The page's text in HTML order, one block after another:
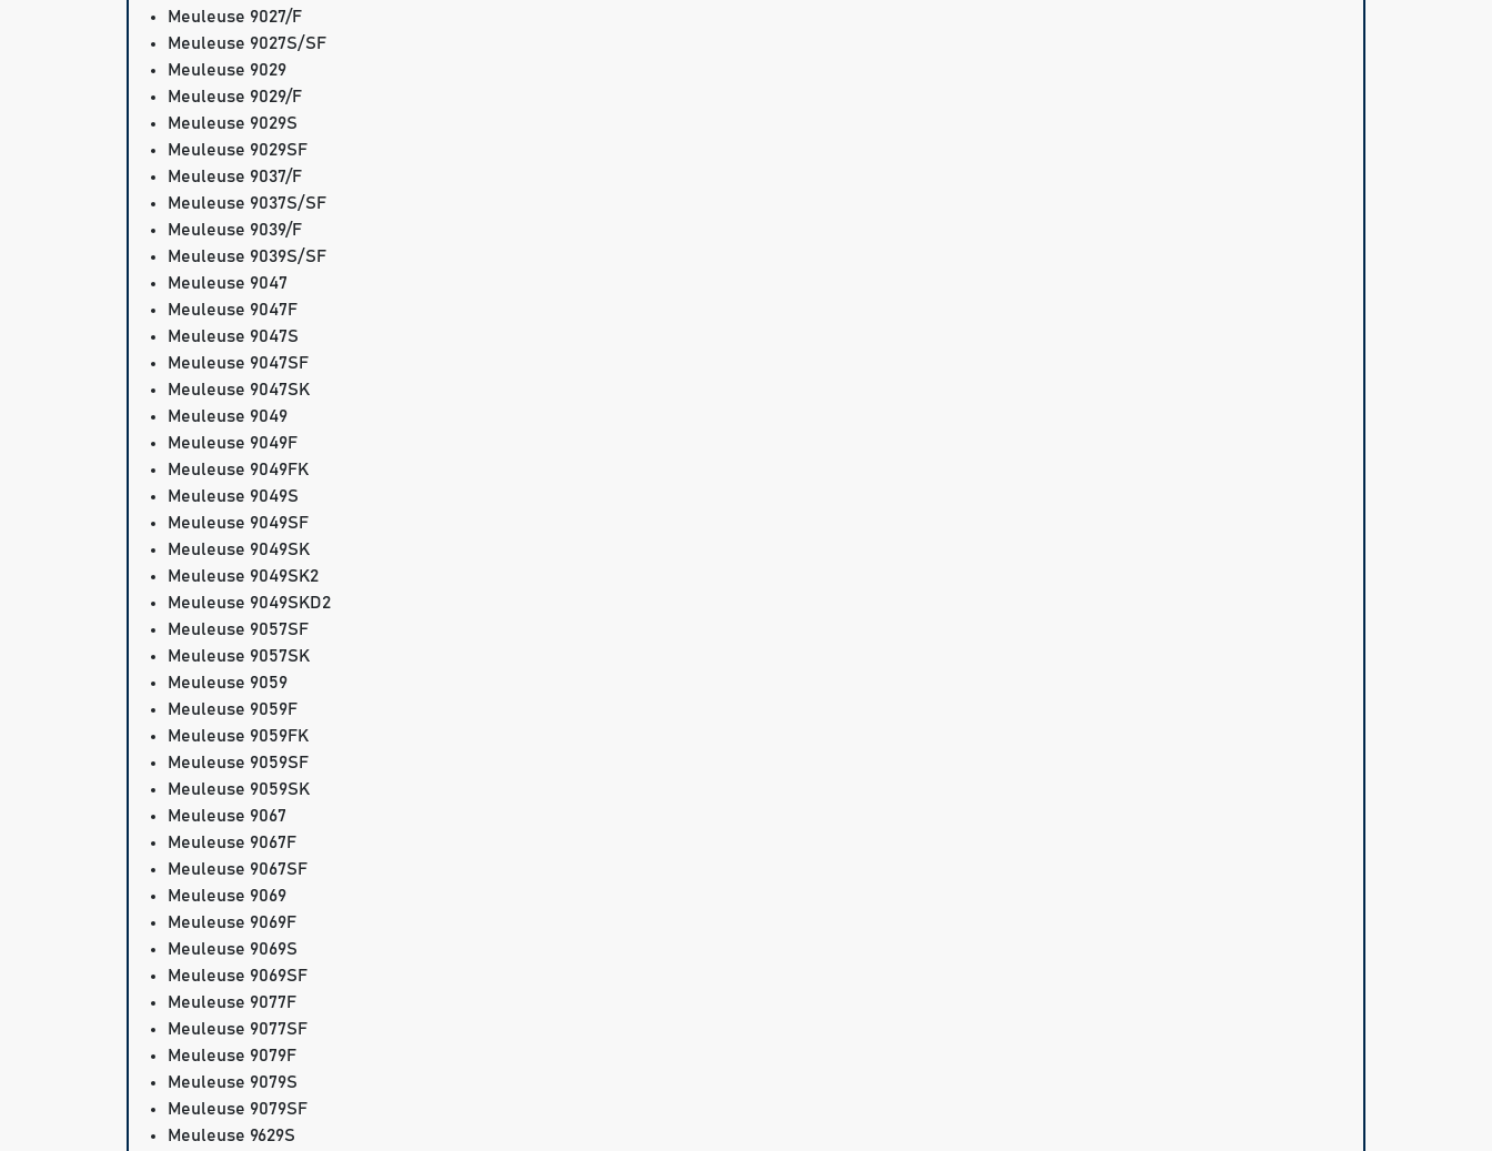
Meuleuse 9027/F
Meuleuse 9027S/SF
Meuleuse 9029
Meuleuse 9029/F
Meuleuse 9029S
Meuleuse 9029SF
Meuleuse 9037/F
Meuleuse 9037S/SF
Meuleuse 9039/F
Meuleuse 9039S/SF
Meuleuse 9047
Meuleuse 9047F
Meuleuse 9047S
Meuleuse 9047SF
Meuleuse 9047SK
Meuleuse 9049
Meuleuse 9049F
Meuleuse 9049FK
Meuleuse 9049S
Meuleuse 9049SF
Meuleuse 9049SK
Meuleuse 9049SK2
Meuleuse 9049SKD2
Meuleuse 9057SF
Meuleuse 9057SK
Meuleuse 9059
Meuleuse 9059F
Meuleuse 9059FK
Meuleuse 9059SF
Meuleuse 9059SK
Meuleuse 9067
Meuleuse 9067F
Meuleuse 9067SF
Meuleuse 9069
Meuleuse 9069F
Meuleuse 9069S
Meuleuse 9069SF
Meuleuse 9077F
Meuleuse 9077SF
Meuleuse 9079F
Meuleuse 9079S
Meuleuse 9079SF
Meuleuse 9629S